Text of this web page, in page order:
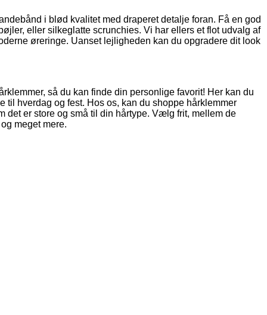
i blød kvalitet med draperet detalje foran. Få en god
eller silkeglatte scrunchies. Vi har ellers et flot udvalg af
øreringe. Uanset lejligheden kan du opgradere dit look
så du kan finde din personlige favorit! Her kan du
til hverdag og fest. Hos os, kan du shoppe hårklemmer
det er store og små til din hårtype. Vælg frit, mellem de
meget mere.